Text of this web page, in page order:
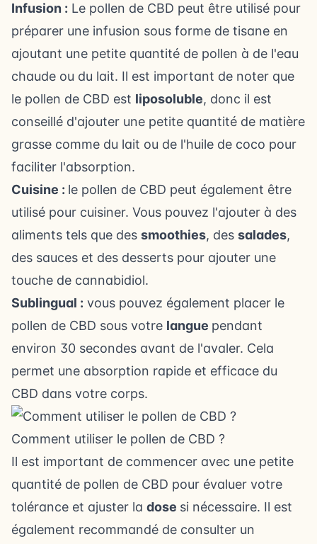
Infusion : Le pollen de CBD peut être utilisé pour
préparer une infusion sous forme de tisane en
ajoutant une petite quantité de pollen à de l'eau
chaude ou du lait. Il est important de noter que
le pollen de CBD est liposoluble, donc il est
conseillé d'ajouter une petite quantité de matière
grasse comme du lait ou de l'huile de coco pour
faciliter l'absorption.
Cuisine : le pollen de CBD peut également être
utilisé pour cuisiner. Vous pouvez l'ajouter à des
aliments tels que des smoothies, des salades,
des sauces et des desserts pour ajouter une
touche de cannabidiol.
Sublingual : vous pouvez également placer le
pollen de CBD sous votre langue pendant
environ 30 secondes avant de l'avaler. Cela
permet une absorption rapide et efficace du
CBD dans votre corps.
Comment utiliser le pollen de CBD ?
Il est important de commencer avec une petite
quantité de pollen de CBD pour évaluer votre
tolérance et ajuster la dose si nécessaire. Il est
également recommandé de consulter un